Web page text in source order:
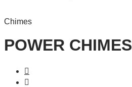
Chimes
POWER CHIMES